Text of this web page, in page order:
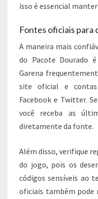
isso é essencial
Fontes oficiais para
A maneira mais
do Pacote Dourado
Garena
site oficial e contas
Facebook e Twitter.
você receba as
diretamente da fonte.
Além disso, verifique
do jogo, pois os
códigos sensíveis ao
oficiais também pode